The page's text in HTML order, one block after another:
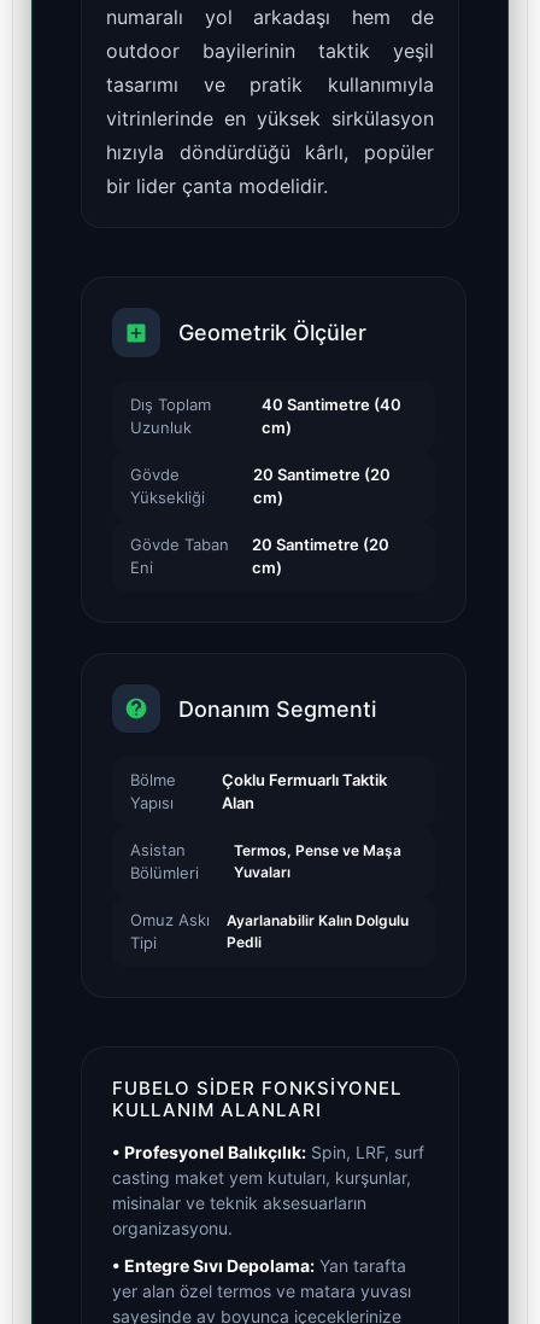
numaralı yol arkadaşı hem de
outdoor bayilerinin taktik yeşil
tasarımı ve pratik kullanımıyla
vitrinlerinde en yüksek sirkülasyon
hızıyla döndürdüğü kârlı, popüler
bir lider çanta modelidir.
Geometrik Ölçüler
Dış Toplam
Uzunluk
40 Santimetre (40
cm)
Gövde
Yüksekliği
20 Santimetre (20
cm)
Gövde Taban
Eni
20 Santimetre (20
cm)
Donanım Segmenti
Bölme
Yapısı
Çoklu Fermuarlı Taktik
Alan
Asistan
Bölümleri
Termos, Pense ve Maşa
Yuvaları
Omuz Askı
Tipi
Ayarlanabilir Kalın Dolgulu
Pedli
FUBELO SIDER FONKSIYONEL
KULLANIM ALANLARI
• Profesyonel Balıkçılık: Spin, LRF, surf
casting maket yem kutuları, kurşunlar,
misinalar ve teknik aksesuarların
organizasyonu.
• Entegre Sıvı Depolama: Yan tarafta
yer alan özel termos ve matara yuvası
sayesinde av boyunca içeceklerinize